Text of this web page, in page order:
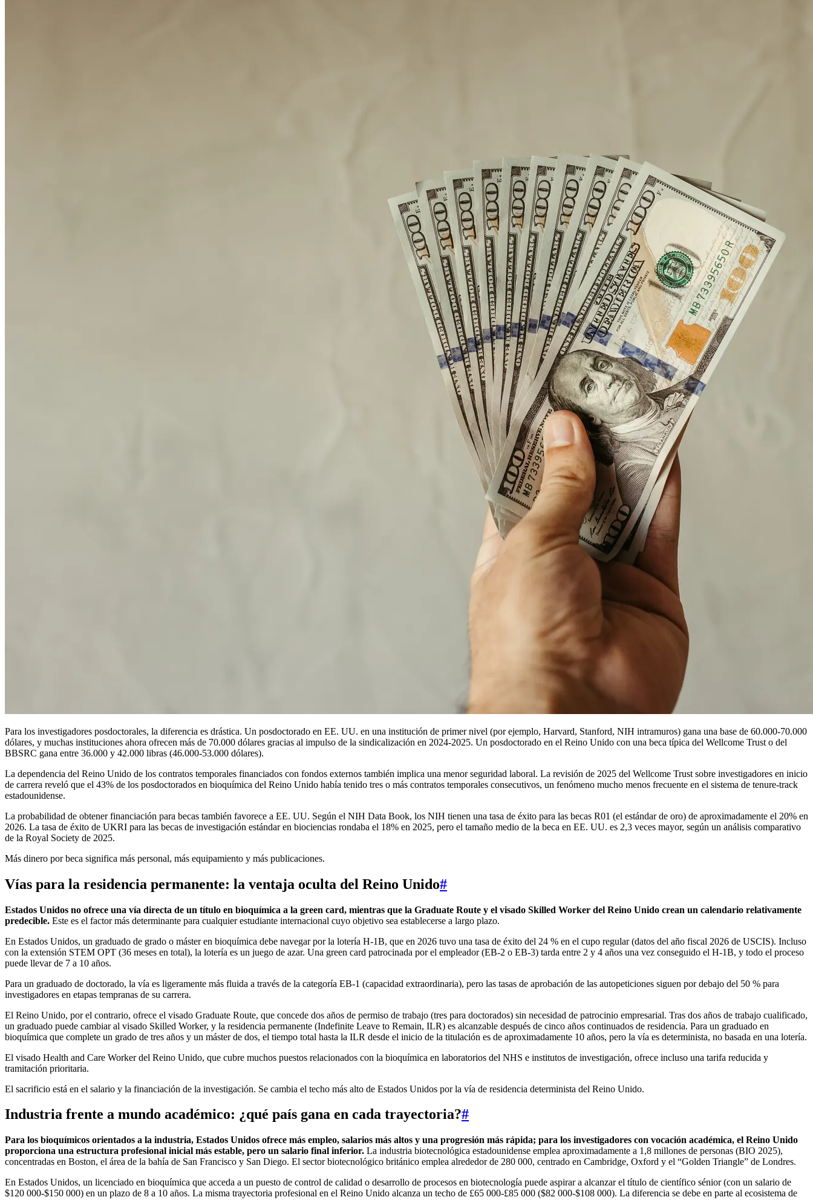
Para los investigadores posdoctorales, la diferencia es drástica. Un posdoctorado en EE. UU. en una institución de primer nivel (por ejemplo, Harvard, Stanford, NIH intramuros) gana una base de 60.000-70.000
dólares, y muchas instituciones ahora ofrecen más de 70.000 dólares gracias al impulso de la sindicalización en 2024-2025. Un posdoctorado en el Reino Unido con una beca típica del Wellcome Trust o del
BBSRC gana entre 36.000 y 42.000 libras (46.000-53.000 dólares).
La dependencia del Reino Unido de los contratos temporales financiados con fondos externos también implica una menor seguridad laboral. La revisión de 2025 del Wellcome Trust sobre investigadores en inicio
de carrera reveló que el 43% de los posdoctorados en bioquímica del Reino Unido había tenido tres o más contratos temporales consecutivos, un fenómeno mucho menos frecuente en el sistema de tenure-track
estadounidense.
La probabilidad de obtener financiación para becas también favorece a EE. UU. Según el NIH Data Book, los NIH tienen una tasa de éxito para las becas R01 (el estándar de oro) de aproximadamente el 20% en
2026. La tasa de éxito de UKRI para las becas de investigación estándar en biociencias rondaba el 18% en 2025, pero el tamaño medio de la beca en EE. UU. es 2,3 veces mayor, según un análisis comparativo
de la Royal Society de 2025.
Más dinero por beca significa más personal, más equipamiento y más publicaciones.
Vías para la residencia permanente: la ventaja oculta del Reino Unido#
Estados Unidos no ofrece una vía directa de un título en bioquímica a la green card, mientras que la Graduate Route y el visado Skilled Worker del Reino Unido crean un calendario relativamente
predecible. Este es el factor más determinante para cualquier estudiante internacional cuyo objetivo sea establecerse a largo plazo.
En Estados Unidos, un graduado de grado o máster en bioquímica debe navegar por la lotería H-1B, que en 2026 tuvo una tasa de éxito del 24 % en el cupo regular (datos del año fiscal 2026 de USCIS). Incluso
con la extensión STEM OPT (36 meses en total), la lotería es un juego de azar. Una green card patrocinada por el empleador (EB-2 o EB-3) tarda entre 2 y 4 años una vez conseguido el H-1B, y todo el proceso
puede llevar de 7 a 10 años.
Para un graduado de doctorado, la vía es ligeramente más fluida a través de la categoría EB-1 (capacidad extraordinaria), pero las tasas de aprobación de las autopeticiones siguen por debajo del 50 % para
investigadores en etapas tempranas de su carrera.
El Reino Unido, por el contrario, ofrece el visado Graduate Route, que concede dos años de permiso de trabajo (tres para doctorados) sin necesidad de patrocinio empresarial. Tras dos años de trabajo cualificado,
un graduado puede cambiar al visado Skilled Worker, y la residencia permanente (Indefinite Leave to Remain, ILR) es alcanzable después de cinco años continuados de residencia. Para un graduado en
bioquímica que complete un grado de tres años y un máster de dos, el tiempo total hasta la ILR desde el inicio de la titulación es de aproximadamente 10 años, pero la vía es determinista, no basada en una lotería.
El visado Health and Care Worker del Reino Unido, que cubre muchos puestos relacionados con la bioquímica en laboratorios del NHS e institutos de investigación, ofrece incluso una tarifa reducida y
tramitación prioritaria.
El sacrificio está en el salario y la financiación de la investigación. Se cambia el techo más alto de Estados Unidos por la vía de residencia determinista del Reino Unido.
Industria frente a mundo académico: ¿qué país gana en cada trayectoria?#
Para los bioquímicos orientados a la industria, Estados Unidos ofrece más empleo, salarios más altos y una progresión más rápida; para los investigadores con vocación académica, el Reino Unido
proporciona una estructura profesional inicial más estable, pero un salario final inferior. La industria biotecnológica estadounidense emplea aproximadamente a 1,8 millones de personas (BIO 2025),
concentradas en Boston, el área de la bahía de San Francisco y San Diego. El sector biotecnológico británico emplea alrededor de 280 000, centrado en Cambridge, Oxford y el “Golden Triangle” de Londres.
En Estados Unidos, un licenciado en bioquímica que acceda a un puesto de control de calidad o desarrollo de procesos en biotecnología puede aspirar a alcanzar el título de científico sénior (con un salario de
$120 000-$150 000) en un plazo de 8 a 10 años. La misma trayectoria profesional en el Reino Unido alcanza un techo de £65 000-£85 000 ($82 000-$108 000). La diferencia se debe en parte al ecosistema de